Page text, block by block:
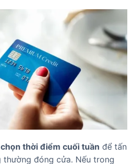
chọn thời điểm cuối tuần để tấn
thường đóng cửa. Nếu trong